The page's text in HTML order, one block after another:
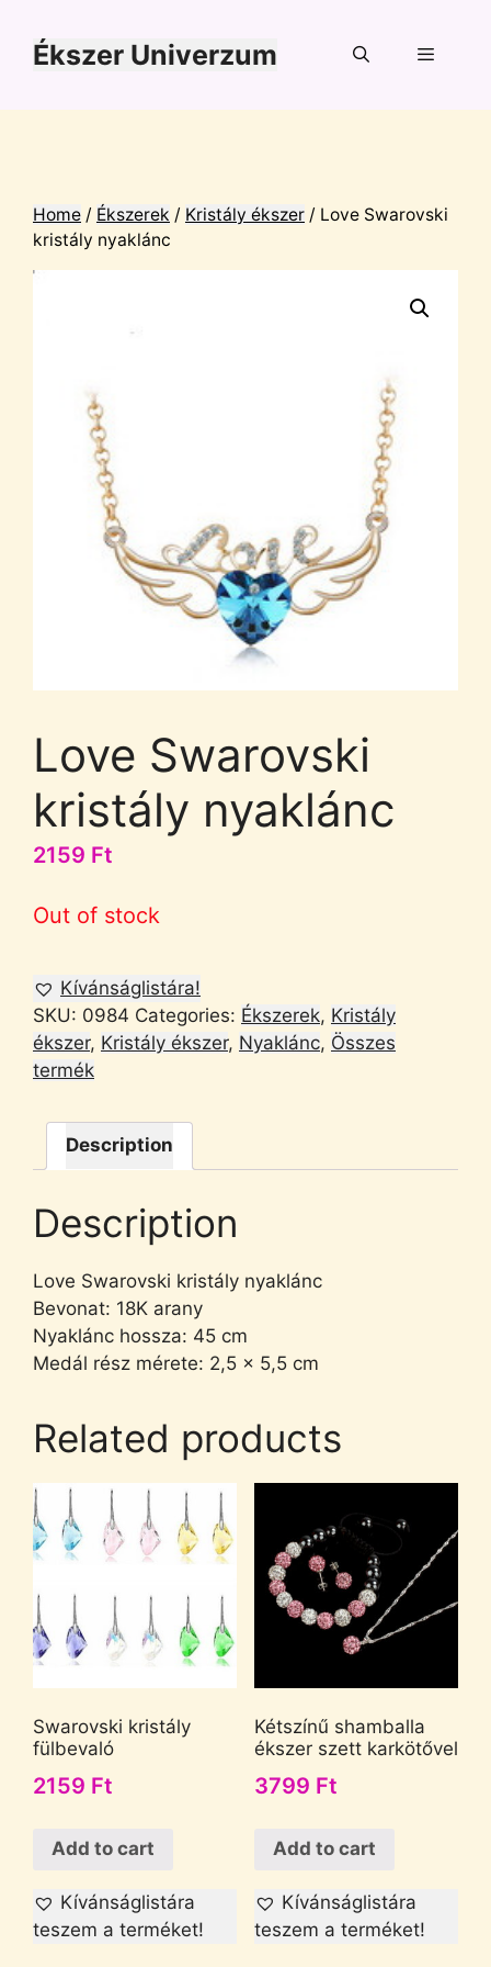
tartalomba
Ékszer Univerzum
Home / Ékszerek / Kristály ékszer / Love Swarovski
kristály nyaklánc
Love Swarovski
kristály nyaklánc
2159 Ft
Out of stock
Kívánságlistára!
SKU: 0984 Categories: Ékszerek, Kristály
ékszer, Kristály ékszer, Nyaklánc, Összes
termék
Description
Description
Love Swarovski kristály nyaklánc
Bevonat: 18K arany
Nyaklánc hossza: 45 cm
Medál rész mérete: 2,5 x 5,5 cm
Related products
Swarovski kristály
fülbevaló
2159 Ft
Add to cart
Kívánságlistára
teszem a terméket!
Kétszínű shamballa
ékszer szett karkötővel
3799 Ft
Add to cart
Kívánságlistára
teszem a terméket!